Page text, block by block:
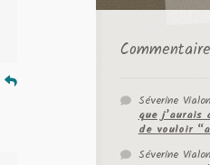
Séverine Vialon
que j’aurais
de vouloir
Séverine Vialon